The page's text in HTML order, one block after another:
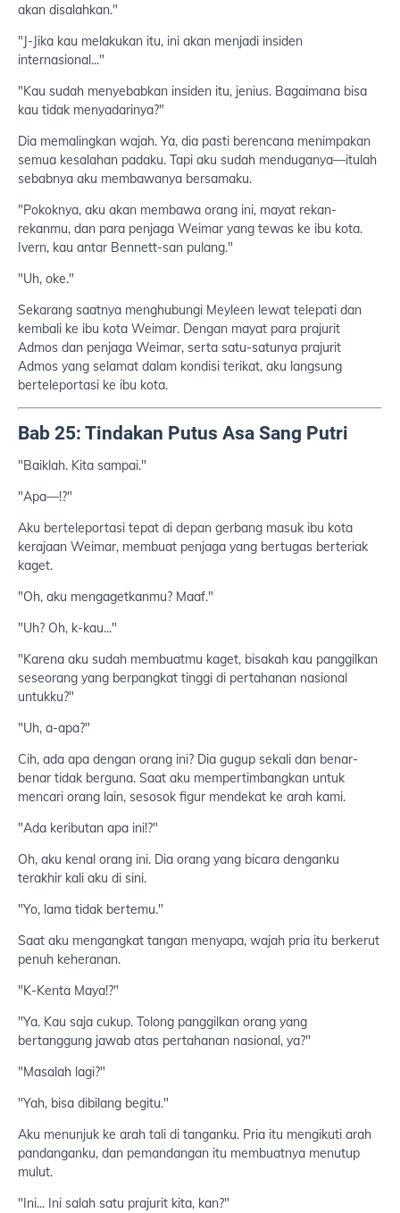
akan disalahkan."
"J-Jika kau melakukan itu, ini akan menjadi insiden
internasional..."
"Kau sudah menyebabkan insiden itu, jenius. Bagaimana bisa
kau tidak menyadarinya?"
Dia memalingkan wajah. Ya, dia pasti berencana menimpakan
semua kesalahan padaku. Tapi aku sudah menduganya—itulah
sebabnya aku membawanya bersamaku.
"Pokoknya, aku akan membawa orang ini, mayat rekan-
rekanmu, dan para penjaga Weimar yang tewas ke ibu kota.
Ivern, kau antar Bennett-san pulang."
"Uh, oke."
Sekarang saatnya menghubungi Meyleen lewat telepati dan
kembali ke ibu kota Weimar. Dengan mayat para prajurit
Admos dan penjaga Weimar, serta satu-satunya prajurit
Admos yang selamat dalam kondisi terikat, aku langsung
berteleportasi ke ibu kota.
Bab 25: Tindakan Putus Asa Sang Putri
"Baiklah. Kita sampai."
"Apa—!?"
Aku berteleportasi tepat di depan gerbang masuk ibu kota
kerajaan Weimar, membuat penjaga yang bertugas berteriak
kaget.
"Oh, aku mengagetkanmu? Maaf."
"Uh? Oh, k-kau..."
"Karena aku sudah membuatmu kaget, bisakah kau panggilkan
seseorang yang berpangkat tinggi di pertahanan nasional
untukku?"
"Uh, a-apa?"
Cih, ada apa dengan orang ini? Dia gugup sekali dan benar-
benar tidak berguna. Saat aku mempertimbangkan untuk
mencari orang lain, sesosok figur mendekat ke arah kami.
"Ada keributan apa ini!?"
Oh, aku kenal orang ini. Dia orang yang bicara denganku
terakhir kali aku di sini.
"Yo, lama tidak bertemu."
Saat aku mengangkat tangan menyapa, wajah pria itu berkerut
penuh keheranan.
"K-Kenta Maya!?"
"Ya. Kau saja cukup. Tolong panggilkan orang yang
bertanggung jawab atas pertahanan nasional, ya?"
"Masalah lagi?"
"Yah, bisa dibilang begitu."
Aku menunjuk ke arah tali di tanganku. Pria itu mengikuti arah
pandanganku, dan pemandangan itu membuatnya menutup
mulut.
"Ini... Ini salah satu prajurit kita, kan?"